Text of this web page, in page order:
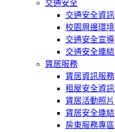
交通安全
交通安全資訊
校園周邊環境
交通安全宣導
交通安全連結
賃居服務
賃居資訊服務
租屋安全資訊
賃居活動照片
賃居安全連結
房東服務專區